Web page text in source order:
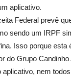
aplicativo.
Federal prevê
sendo um IRPF
Isso porque
do Grupo
nem